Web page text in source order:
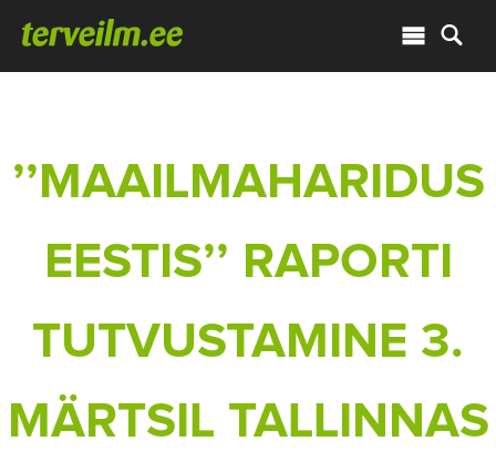
’’MAAILMAHARIDUS
EESTIS’’ RAPORTI
TUTVUSTAMINE 3.
MÄRTSIL TALLINNAS